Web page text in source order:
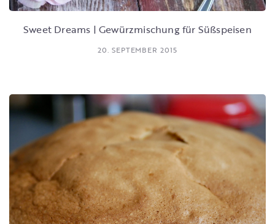
Sweet Dreams | Gewürzmischung für Süßspeisen
20. SEPTEMBER 2015